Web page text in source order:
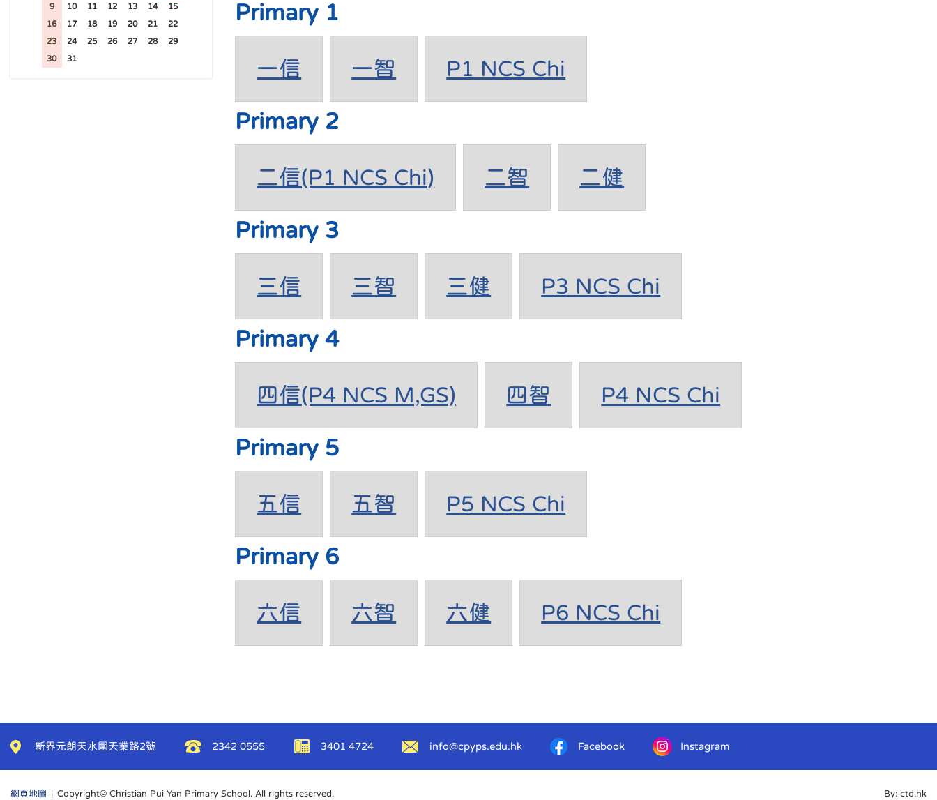
Primary 1
一信 一智 P1 NCS Chi
Primary 2
二信(P1 NCS Chi) 二智 二健
Primary 3
三信 三智 三健 P3 NCS Chi
Primary 4
四信(P4 NCS M,GS) 四智 P4 NCS Chi
Primary 5
五信 五智 P5 NCS Chi
Primary 6
六信 六智 六健 P6 NCS Chi
9 10 11 12 13 14 15
16 17 18 19 20 21 22
23 24 25 26 27 28 29
30 31
新界元朗天水圍天業路2號 2342 0555 3401 4724 info@cpyps.edu.hk Facebook Instagram
網頁地圖 | Copyright© Christian Pui Yan Primary School. All rights reserved. By: ctd.hk